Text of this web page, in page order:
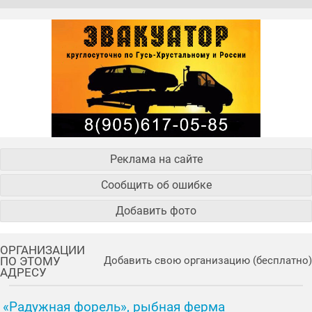
Реклама на сайте
Сообщить об ошибке
Добавить фото
ОРГАНИЗАЦИИ
ПО ЭТОМУ
АДРЕСУ
Добавить свою организацию (бесплатно)
«Радужная форель», рыбная ферма